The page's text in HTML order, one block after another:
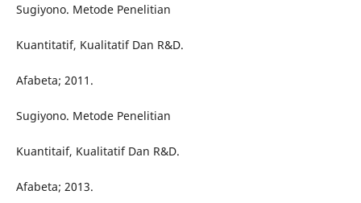
Sugiyono. Metode Penelitian
Kuantitatif, Kualitatif Dan R&D.
Afabeta; 2011.
Sugiyono. Metode Penelitian
Kuantitaif, Kualitatif Dan R&D.
Afabeta; 2013.